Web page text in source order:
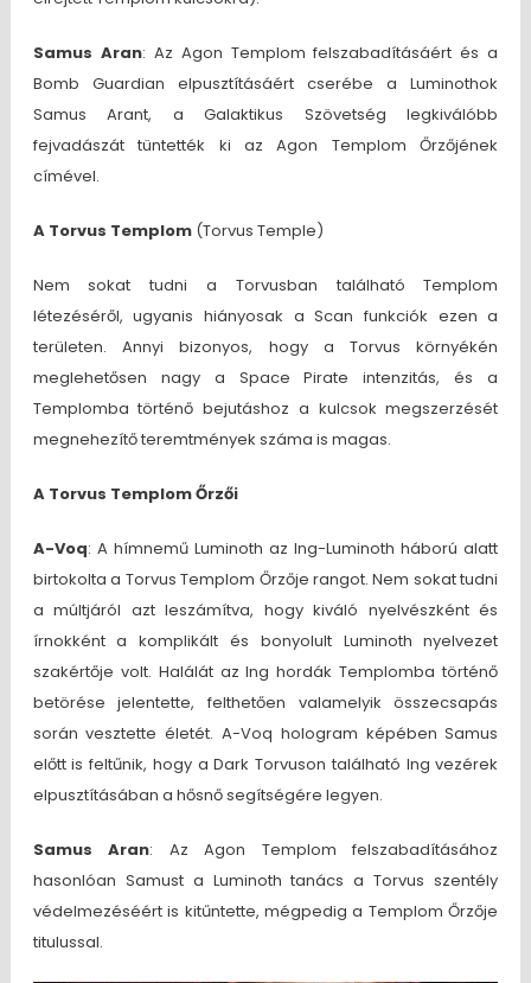
Samus Aran: Az Agon Templom felszabadításáért és a
Bomb Guardian elpusztításáért cserébe a Luminothok
Samus Arant, a Galaktikus Szövetség legkiválóbb
fejvadászát tüntették ki az Agon Templom Őrzőjének
címével.
A Torvus Templom (Torvus Temple)
Nem sokat tudni a Torvusban található Templom
létezéséről, ugyanis hiányosak a Scan funkciók ezen a
területen. Annyi bizonyos, hogy a Torvus környékén
meglehetősen nagy a Space Pirate intenzitás, és a
Templomba történő bejutáshoz a kulcsok megszerzését
megnehezítő teremtmények száma is magas.
A Torvus Templom Őrzői
A-Voq: A hímnemű Luminoth az Ing-Luminoth háború alatt
birtokolta a Torvus Templom Őrzője rangot. Nem sokat tudni
a múltjáról azt leszámítva, hogy kiváló nyelvészként és
írnokként a komplikált és bonyolult Luminoth nyelvezet
szakértője volt. Halálát az Ing hordák Templomba történő
betörése jelentette, felthetően valamelyik összecsapás
során vesztette életét. A-Voq hologram képében Samus
előtt is feltűnik, hogy a Dark Torvuson található Ing vezérek
elpusztításában a hősnő segítségére legyen.
Samus Aran: Az Agon Templom felszabadításához
hasonlóan Samust a Luminoth tanács a Torvus szentély
védelmezéséért is kitűntette, mégpedig a Templom Őrzője
titulussal.